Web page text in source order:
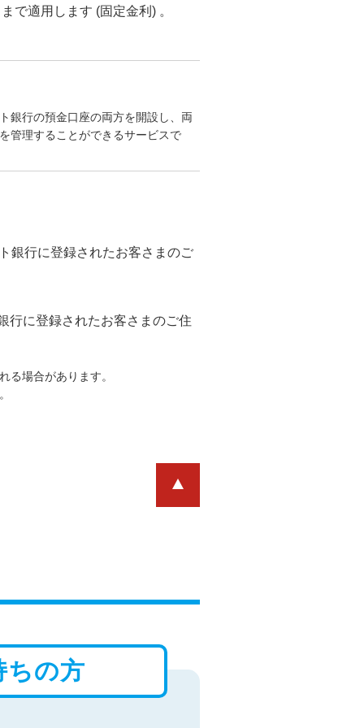
で適用します (固定金利) 。
銀行の預金口座の両方を開設し、両
管理することができるサービスで
銀行に登録されたお客さまのご
行に登録されたお客さまのご住
る場合があります。
ちの方